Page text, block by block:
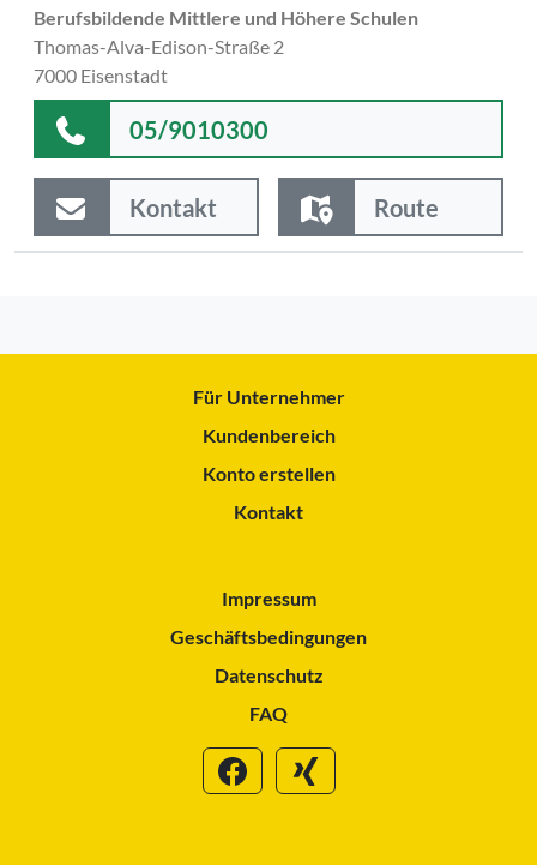
Berufsbildende Mittlere und Höhere Schulen
Thomas-Alva-Edison-Straße 2
7000 Eisenstadt
05/9010300
Kontakt Route
Für Unternehmer
Kundenbereich
Konto erstellen
Kontakt
Impressum
Geschäftsbedingungen
Datenschutz
FAQ